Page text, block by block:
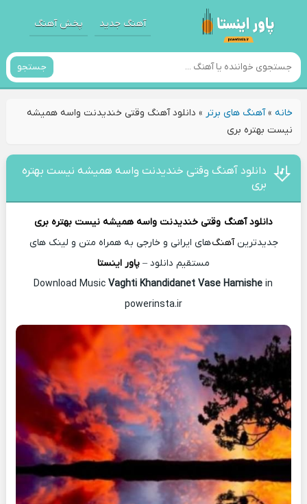
آهنگ جدید پخش آهنگ
جستجو
خانه»آهنگ های برتر » دانلود آهنگ وقتی خندیدنت واسه همیشه
نیست بهتره بری
دانلود آهنگ وقتی خندیدنت واسه همیشه نیست بهتره
بری
دانلود آهنگ وقتی خندیدنت واسه همیشه نیست بهتره بری
جدیدترینآهنگهای ایرانی و خارجی به همراه متن و لینک های
مستقیم دانلود – پاور اینستا
Vaghti Khandidanet Vase Hamishe in
powerinsta.ir